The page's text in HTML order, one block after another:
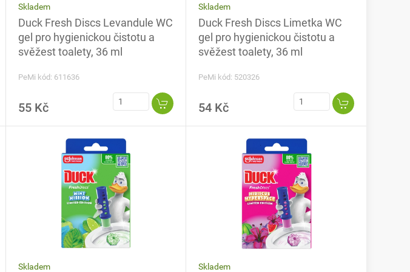
Skladem
Duck Fresh Discs Levandule WC
gel pro hygienickou čistotu a
svěžest toalety, 36 ml
PeMi kód: 611636
55 Kč
Skladem
Duck Fresh Discs Limetka WC
gel pro hygienickou čistotu a
svěžest toalety, 36 ml
PeMi kód: 520326
54 Kč
Skladem Skladem